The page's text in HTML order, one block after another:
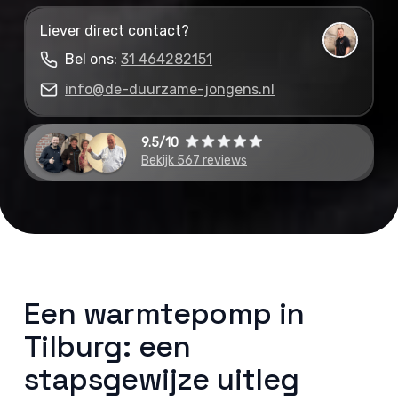
Liever direct contact?
Bel ons:31 464282151
info@de-duurzame-jongens.nl
9.5/10
Bekijk 567 reviews
Een warmtepomp in
Tilburg: een
stapsgewijze uitleg